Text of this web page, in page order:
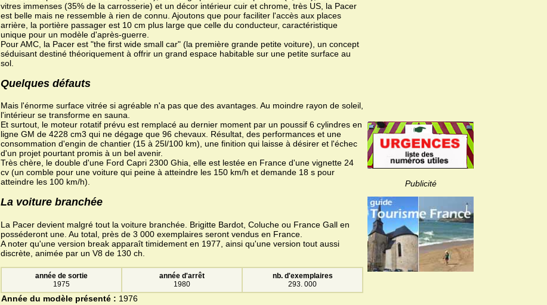
Publicité
vitres immenses (35% de la carrosserie) et un décor intérieur cuir et chrome, très US, la Pacer
est belle mais ne ressemble à rien de connu. Ajoutons que pour faciliter l'accès aux places
arrière, la portière passager est 10 cm plus large que celle du conducteur, caractéristique
unique pour un modèle d'après-guerre.
Pour AMC, la Pacer est "the first wide small car" (la première grande petite voiture), un concept
séduisant destiné théoriquement à offrir un grand espace habitable sur une petite surface au
sol.
Quelques défauts
Mais l'énorme surface vitrée si agréable n'a pas que des avantages. Au moindre rayon de soleil,
l'intérieur se transforme en sauna.
Et surtout, le moteur rotatif prévu est remplacé au dernier moment par un poussif 6 cylindres en
ligne GM de 4228 cm3 qui ne dégage que 96 chevaux. Résultat, des performances et une
consommation d'engin de chantier (15 à 25l/100 km), une finition qui laisse à désirer et l'échec
d'un projet pourtant promis à un bel avenir.
Très chère, le double d'une Ford Capri 2300 Ghia, elle est lestée en France d'une vignette 24
cv (un comble pour une voiture qui peine à atteindre les 150 km/h et demande 18 s pour
atteindre les 100 km/h).
La voiture branchée
La Pacer devient malgré tout la voiture branchée. Brigitte Bardot, Coluche ou France Gall en
posséderont une. Au total, près de 3 000 exemplaires seront vendus en France.
A noter qu'une version break apparaît timidement en 1977, ainsi qu'une version tout aussi
discrète, animée par un V8 de 130 ch.
année de sortie
1975
année d'arrêt
1980
nb. d'exemplaires
293. 000
Année du modèle présenté : 1976